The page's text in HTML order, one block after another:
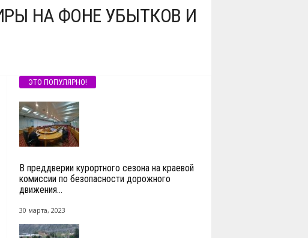
НА ФОНЕ УБЫТКОВ И
ЭТО ПОПУЛЯРНО!
В преддверии курортного сезона на краевой
комиссии по безопасности дорожного
движения...
30 марта, 2023